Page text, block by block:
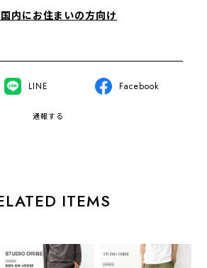
内にお住まいの方向け
LINE Facebook
通報する
ITEMS